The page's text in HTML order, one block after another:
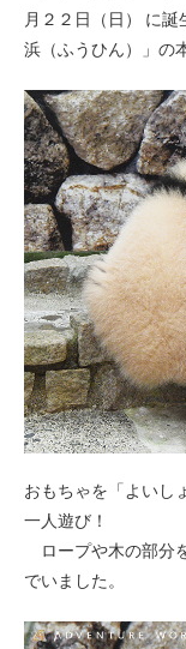
月２２日（日） に
浜（ふうひん）」の
おもちゃを「よいし
一人遊び！
ロープや木の部分
でいました。